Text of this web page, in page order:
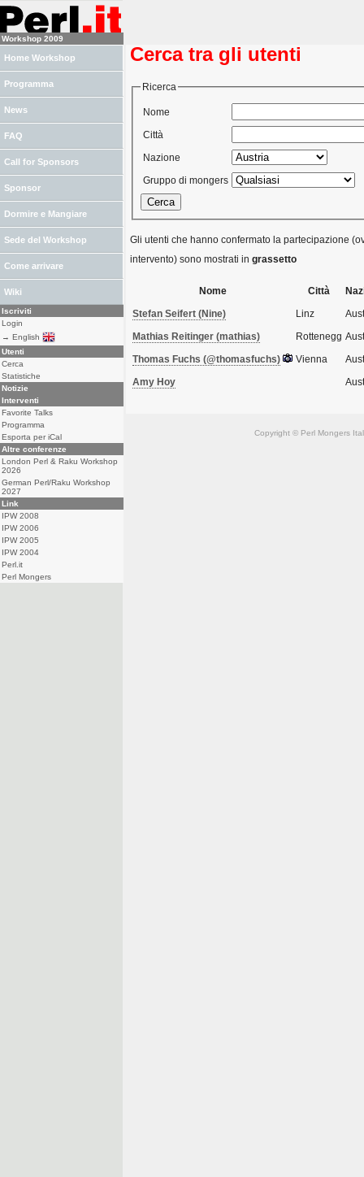
Cerca tra gli utenti
Ricerca
Nome
Città
Nazione
Gruppo di mongers
Gli utenti che hanno confermato la partecipazione
intervento) sono mostrati in grassetto
Nome Città
Stefan Seifert (‎Nine‎)
Linz
Mathias Reitinger (‎mathias‎)
Rottenegg
Thomas Fuchs (‎@thomasfuchs‎)
Vienna
Amy Hoy
Copyright © Perl Mongers
Workshop 2009
Home Workshop
Programma
News
FAQ
Call for Sponsors
Sponsor
Dormire e Mangiare
Sede del Workshop
Come arrivare
Wiki
Iscriviti
Login
→ English
Utenti
Cerca
Statistiche
Notizie
Interventi
Favorite Talks
Programma
Esporta per iCal
Altre conferenze
London Perl & Raku Workshop
2026
German Perl/Raku Workshop
2027
Link
IPW 2008
IPW 2006
IPW 2005
IPW 2004
Perl.it
Perl Mongers